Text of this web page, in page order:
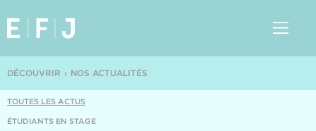
NOS ACTUALITÉS
DÉCOUVRIR
TOUTES LES ACTUS
ÉTUDIANTS EN STAGE